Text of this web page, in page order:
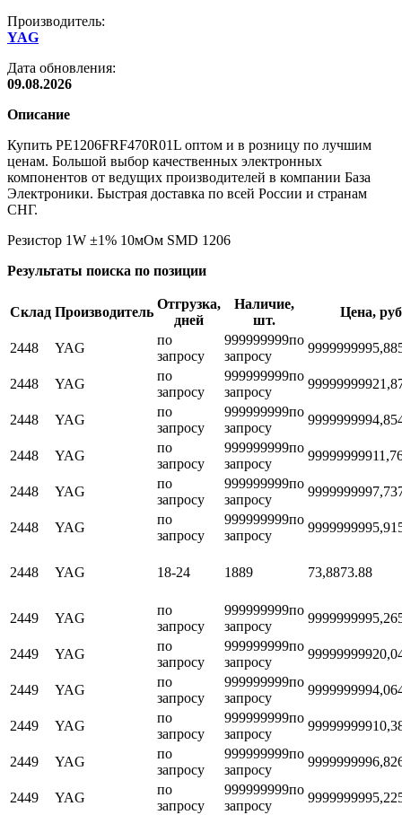
Производитель:
YAG
Дата обновления:
09.08.2026
Описание
Купить PE1206FRF470R01L оптом и в розницу по лучшим
ценам. Большой выбор качественных электронных
компонентов от ведущих производителей в компании База
Электроники. Быстрая доставка по всей России и странам
СНГ.
Резистор 1W ±1% 10мОм SMD 1206
Результаты поиска по позиции
Склад Производитель
Отгрузка,
дней
Наличие,
шт.
Цена,
2448 YAG
по
запросу
999999999по
запросу
9999999995,88
2448 YAG
по
запросу
999999999по
запросу
999999999
2448 YAG
по
запросу
999999999по
запросу
9999999994,85
2448 YAG
по
запросу
999999999по
запросу
999999999
2448 YAG
по
запросу
999999999по
запросу
9999999997,73
2448 YAG
по
запросу
999999999по
запросу
9999999995,91
2448 YAG 18-24 1889 73,8873.88
2449 YAG
по
запросу
999999999по
запросу
9999999995,26
2449 YAG
по
запросу
999999999по
запросу
999999999
2449 YAG
по
запросу
999999999по
запросу
9999999994,06
2449 YAG
по
запросу
999999999по
запросу
999999999
2449 YAG
по
запросу
999999999по
запросу
9999999996,82
2449 YAG
по
запросу
999999999по
запросу
9999999995,22